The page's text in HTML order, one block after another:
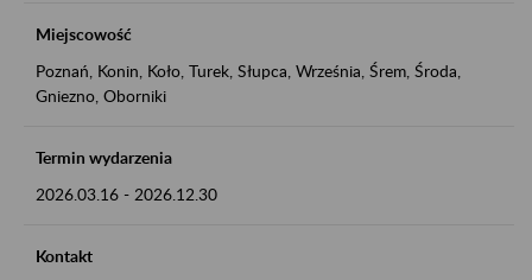
Miejscowość
Poznań, Konin, Koło, Turek, Słupca, Września, Śrem, Środa,
Gniezno, Oborniki
Termin wydarzenia
2026.03.16 - 2026.12.30
Kontakt